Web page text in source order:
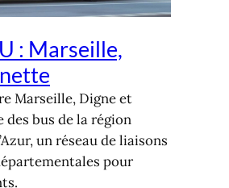
: Marseille,
Marseille, Digne et
bus de la région
un réseau de liaisons
pour